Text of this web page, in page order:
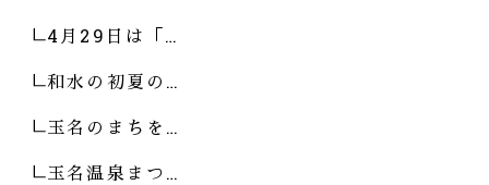
4月29日は「…
和水の初夏の…
玉名のまちを…
玉名温泉まつ…